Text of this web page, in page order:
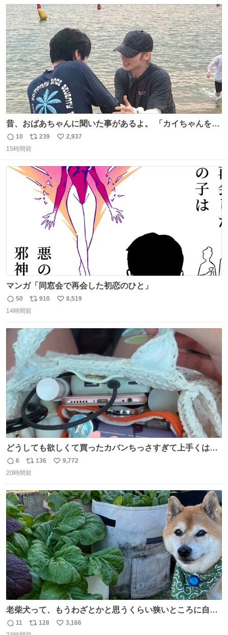
ト
数
数
昔、おばあちゃんに聞いた事があるよ。 「カイちゃんをい
じめると、アイツが海から上がって来るぞ。」って。
返
信
10
リ
ポ
ト
数
239
い
数
2,937
15時間前
マンガ「同窓会で再会した初恋のひと」
返
信
50
リ
ポ
ト
数
910
い
8,519
14時間前
どうしても欲しくて買ったカバンちっさすぎて上手くはめ
ないと荷物入らん。女のカバンってなんでこんなちっさい
の
返
信
6
リ
ポ
ト
数
136
い
数
9,772
20時間前
老柴犬って、もうわざとかと思うくらい狭いところに自ら
はまりにいくじゃないですか？ 今朝ガーデニングしてる飼
返
11
リ
128
い
3,166